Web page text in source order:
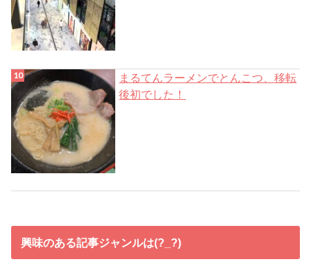
まるてんラーメンでとんこつ、移転
後初でした！
興味のある記事ジャンルは(?_?)